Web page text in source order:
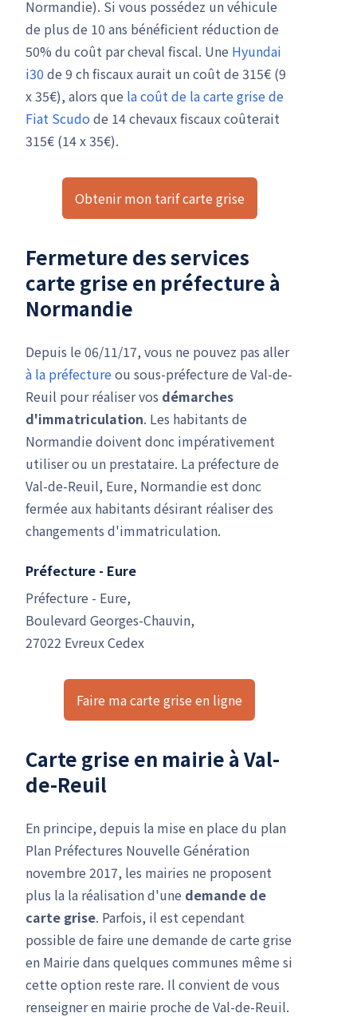
Normandie). Si vous possédez un véhicule
de plus de 10 ans bénéficient réduction de
50% du coût par cheval fiscal. Une Hyundai
i30 de 9 ch fiscaux aurait un coût de 315€ (9
x 35€), alors que la coût de la carte grise de
Fiat Scudode 14 chevaux fiscaux coûterait
315€ (14 x 35€).
Obtenir mon tarif carte grise
Fermeture des services
carte grise en préfecture à
Normandie
Depuis le 06/11/17, vous ne pouvez pas aller
à la préfectureou sous-préfecture de Val-de-
Reuil pour réaliser vos démarches
d'immatriculation. Les habitants de
Normandie doivent donc impérativement
utiliser ou un prestataire. La préfecture de
Val-de-Reuil, Eure, Normandie est donc
fermée aux habitants désirant réaliser des
changements d'immatriculation.
Préfecture - Eure
Préfecture - Eure,
Boulevard Georges-Chauvin,
27022 Evreux Cedex
Faire ma carte grise en ligne
Carte grise en mairie à Val-
de-Reuil
En principe, depuis la mise en place du plan
Plan Préfectures Nouvelle Génération
novembre 2017, les mairies ne proposent
plus la la réalisation d'une demande de
carte grise. Parfois, il est cependant
possible de faire une demande de carte grise
en Mairie dans quelques communes même si
cette option reste rare. Il convient de vous
renseigner en mairie proche de Val-de-Reuil.